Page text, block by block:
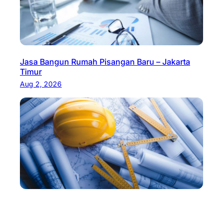
Jasa Bangun Rumah Pisangan Baru – Jakarta
Timur
Aug 2, 2026